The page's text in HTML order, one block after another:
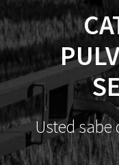
Usted sabe